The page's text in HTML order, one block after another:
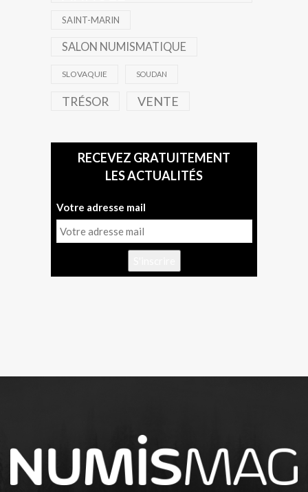
SAINT-MARIN
SALON NUMISMATIQUE
SLOVAQUIE SOUDAN
TRÉSOR VENTE
RECEVEZ GRATUITEMENT
LES ACTUALITÉS
Votre adresse mail